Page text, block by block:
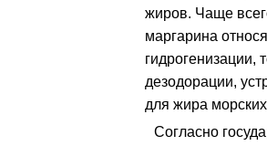
жиров. Чаще
маргарина
гидрогенизации,
дезодорации,
для жира
Согласно